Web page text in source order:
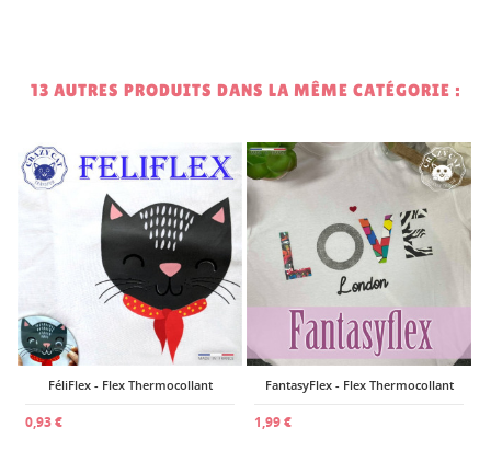
13 AUTRES PRODUITS DANS LA MÊME CATÉGORIE :
FéliFlex - Flex Thermocollant
0,93 €
FantasyFlex - Flex Thermocollant
1,99 €